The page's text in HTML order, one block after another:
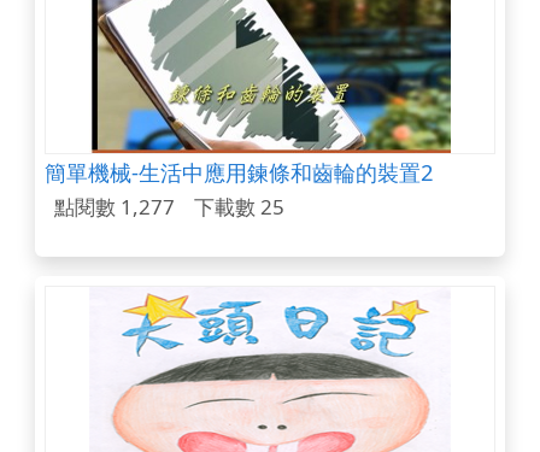
簡單機械-生活中應用鍊條和齒輪的裝置2
點閱數 1,277 下載數 25